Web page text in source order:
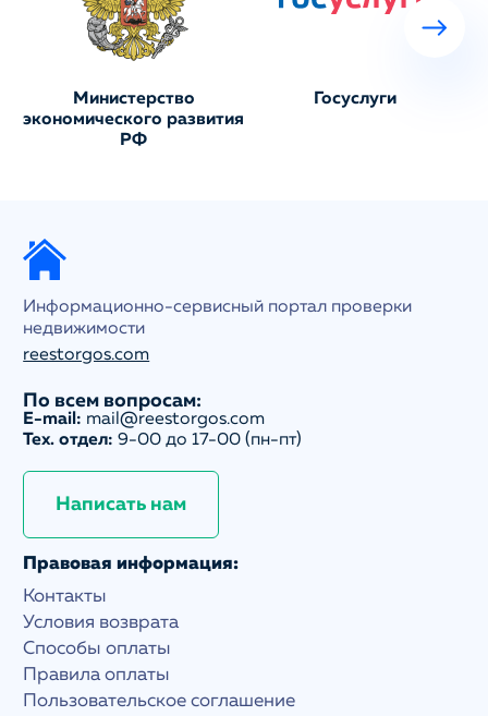
Министерство
экономического развития
РФ
Госуслуги
Информационно-сервисный портал проверки
недвижимости
reestorgos.com
По всем вопросам:
E-mail: mail@reestorgos.com
Тех. отдел: 9-00 до 17-00 (пн-пт)
Написать нам
Правовая информация:
Контакты
Условия возврата
Способы оплаты
Правила оплаты
Пользовательское соглашение